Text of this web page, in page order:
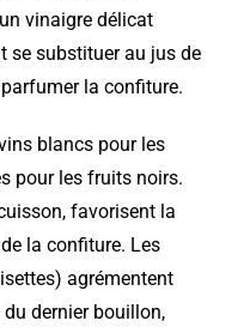
vinaigre délicat
se substituer au jus de
la confiture.
blancs pour les
pour les fruits noirs.
favorisent la
la confiture. Les
agrémentent
dernier bouillon,